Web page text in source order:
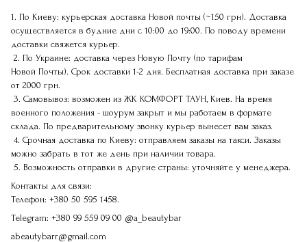
1. По Киеву: курьерская доставка Новой почты (~150 грн). Доставка
осуществляется в будние дни с 10:00 до 19:00. По поводу времени
доставки свяжется курьер.
2. По Украине: доставка через Новую Почту (по тарифам
Новой Почты). Срок доставки 1-2 дня. Бесплатная доставка при заказе
от 2000 грн.
3. Самовывоз: возможен из ЖК КОМФОРТ ТАУН, Киев. На время
военного положения - шоурум закрыт и мы работаем в формате
склада. По предварительному звонку курьер вынесет вам заказ.
4. Срочная доставка по Киеву: отправляем заказы на такси. Заказы
можно забрать в тот же день при наличии товара.
5. Возможность отправки в другие страны: уточняйте у менеджера.
Контакты для связи:
Телефон: +380 50 595 1458.
Telegram: +380 99 559 09 00 @a_beautybar
abeautybarr@gmail.com